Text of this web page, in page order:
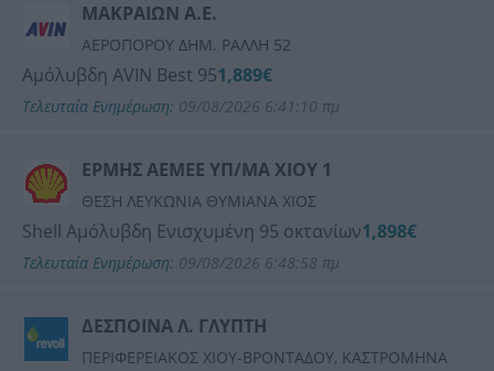
ΜΑΚΡΑΙΩΝ Α.Ε.
ΑΕΡΟΠΟΡΟΥ ΔΗΜ. ΡΑΛΛΗ 52
Αμόλυβδη AVIN Best 951,889€
Τελευταία Ενημέρωση: 09/08/2026 6:41:10 πμ
ΕΡΜΗΣ ΑΕΜΕΕ ΥΠ/ΜΑ ΧΙΟΥ 1
ΘΕΣΗ ΛΕΥΚΩΝΙΑ ΘΥΜΙΑΝΑ ΧΙΟΣ
Shell Αμόλυβδη Ενισχυμένη 95 οκτανίων1,898€
Τελευταία Ενημέρωση: 09/08/2026 6:48:58 πμ
ΔΕΣΠΟΙΝΑ Λ. ΓΛΥΠΤΗ
ΠΕΡΙΦΕΡΕΙΑΚΟΣ ΧΙΟΥ-ΒΡΟΝΤΑΔΟΥ, ΚΑΣΤΡΟΜΗΝΑ